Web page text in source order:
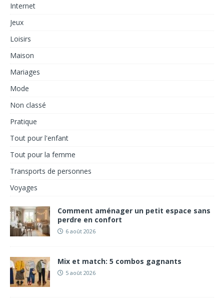
Internet
Jeux
Loisirs
Maison
Mariages
Mode
Non classé
Pratique
Tout pour l'enfant
Tout pour la femme
Transports de personnes
Voyages
Comment aménager un petit espace sans
perdre en confort
6 août 2026
Mix et match: 5 combos gagnants
5 août 2026